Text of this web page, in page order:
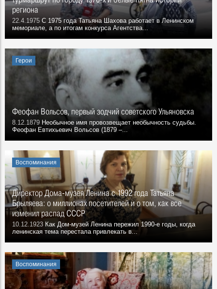
региона
22.4.1975 С 1975 года Татьяна Шахова работает в Ленинском
мемориале, а по итогам конкурса Агентства...
Герои
Феофан Вольсов, первый зодчий советского Ульяновска
8.12.1879 Необычное имя провозвещает необычность судьбы.
Феофан Евтихьевич Вольсов (1879 –...
Воспоминания
Директор Дома-музея Ленина с 1992 года Татьяна
Брыляева: о миллионах посетителей и о том, как все
изменил распад СССР
10.12.1923 Как Дом-музей Ленина пережил 1990-е годы, когда
ленинская тема перестала привлекать в...
Воспоминания